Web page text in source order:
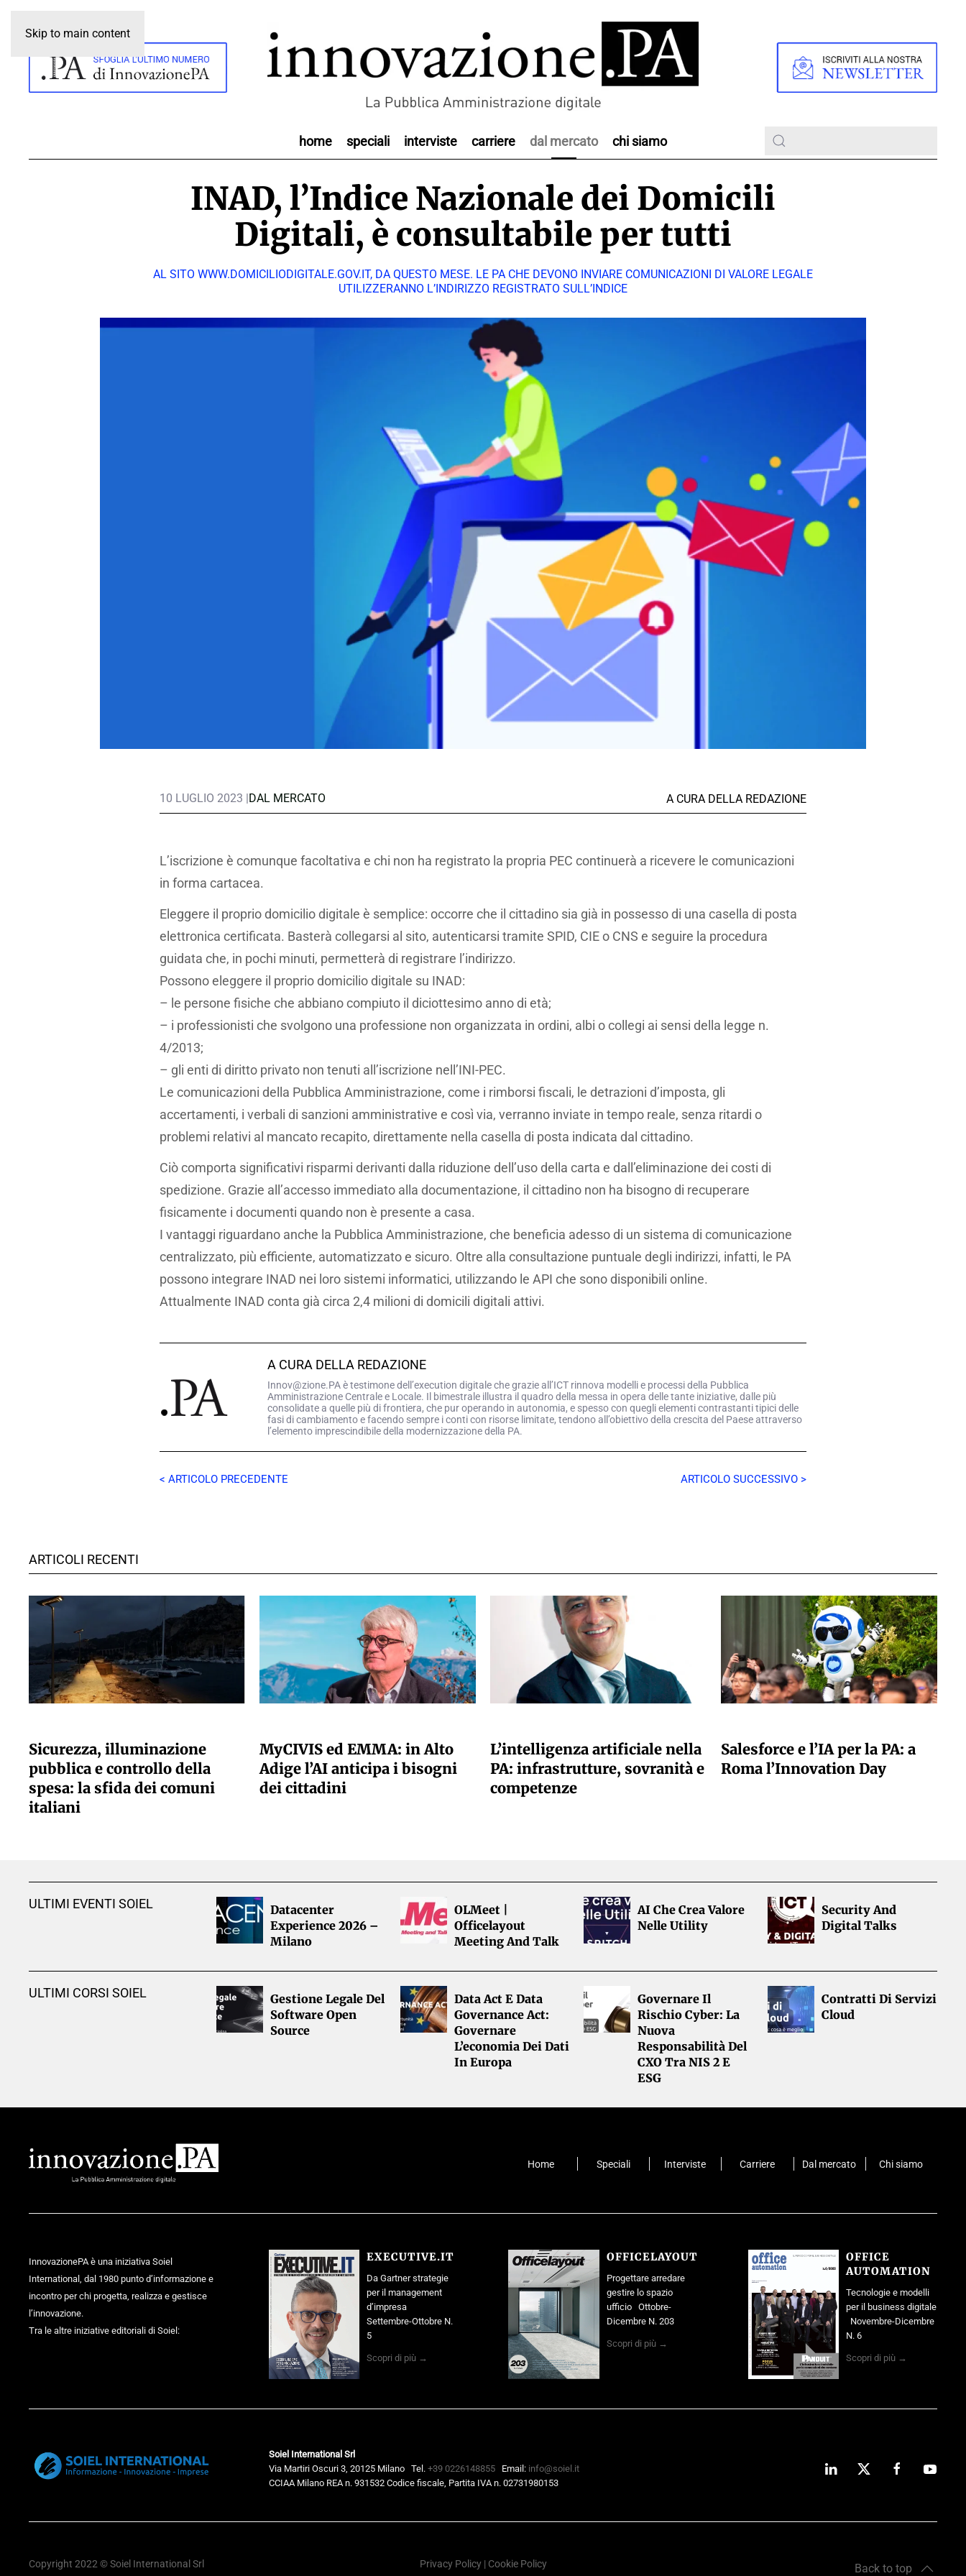
Skip to main content
home speciali interviste carriere dal mercato chi siamo
INAD, l’Indice Nazionale dei Domicili
Digitali, è consultabile per tutti
AL SITO WWW.DOMICILIODIGITALE.GOV.IT, DA QUESTO MESE. LE PA CHE DEVONO INVIARE COMUNICAZIONI DI VALORE LEGALE
UTILIZZERANNO L’INDIRIZZO REGISTRATO SULL’INDICE
10 LUGLIO 2023 |DAL MERCATO A CURA DELLA REDAZIONE
L’iscrizione è comunque facoltativa e chi non ha registrato la propria PEC continuerà a ricevere le comunicazioni
in forma cartacea.
Eleggere il proprio domicilio digitale è semplice: occorre che il cittadino sia già in possesso di una casella di posta
elettronica certificata. Basterà collegarsi al sito, autenticarsi tramite SPID, CIE o CNS e seguire la procedura
guidata che, in pochi minuti, permetterà di registrare l’indirizzo.
Possono eleggere il proprio domicilio digitale su INAD:
– le persone fisiche che abbiano compiuto il diciottesimo anno di età;
– i professionisti che svolgono una professione non organizzata in ordini, albi o collegi ai sensi della legge n.
4/2013;
– gli enti di diritto privato non tenuti all’iscrizione nell’INI-PEC.
Le comunicazioni della Pubblica Amministrazione, come i rimborsi fiscali, le detrazioni d’imposta, gli
accertamenti, i verbali di sanzioni amministrative e così via, verranno inviate in tempo reale, senza ritardi o
problemi relativi al mancato recapito, direttamente nella casella di posta indicata dal cittadino.
Ciò comporta significativi risparmi derivanti dalla riduzione dell’uso della carta e dall’eliminazione dei costi di
spedizione. Grazie all’accesso immediato alla documentazione, il cittadino non ha bisogno di recuperare
fisicamente i documenti quando non è presente a casa.
I vantaggi riguardano anche la Pubblica Amministrazione, che beneficia adesso di un sistema di comunicazione
centralizzato, più efficiente, automatizzato e sicuro. Oltre alla consultazione puntuale degli indirizzi, infatti, le PA
possono integrare INAD nei loro sistemi informatici, utilizzando le API che sono disponibili online.
Attualmente INAD conta già circa 2,4 milioni di domicili digitali attivi.
A CURA DELLA REDAZIONE
Innov@zione.PA è testimone dell’execution digitale che grazie all’ICT rinnova modelli e processi della Pubblica
Amministrazione Centrale e Locale. Il bimestrale illustra il quadro della messa in opera delle tante iniziative, dalle più
consolidate a quelle più di frontiera, che pur operando in autonomia, e spesso con quegli elementi contrastanti tipici delle
fasi di cambiamento e facendo sempre i conti con risorse limitate, tendono all’obiettivo della crescita del Paese attraverso
l’elemento imprescindibile della modernizzazione della PA.
< ARTICOLO PRECEDENTE ARTICOLO SUCCESSIVO >
ARTICOLI RECENTI
Sicurezza, illuminazione
pubblica e controllo della
spesa: la sfida dei comuni
italiani
MyCIVIS ed EMMA: in Alto
Adige l’AI anticipa i bisogni
dei cittadini
L’intelligenza artificiale nella
PA: infrastrutture, sovranità e
competenze
Salesforce e l’IA per la PA: a
Roma l’Innovation Day
ULTIMI EVENTI SOIEL
Datacenter
Experience 2026 –
Milano
OLMeet |
Officelayout
Meeting And Talk
AI Che Crea Valore
Nelle Utility
Security And
Digital Talks
ULTIMI CORSI SOIEL
Gestione Legale Del
Software Open
Source
Data Act E Data
Governance Act:
Governare
L’economia Dei Dati
In Europa
Governare Il
Rischio Cyber: La
Nuova
Responsabilità Del
CXO Tra NIS 2 E
ESG
Contratti Di Servizi
Cloud
Home Speciali Interviste Carriere Dal mercato Chi siamo
InnovazionePA è una iniziativa Soiel
International, dal 1980 punto d’informazione e
incontro per chi progetta, realizza e gestisce
l’innovazione.
Tra le altre iniziative editoriali di Soiel:
EXECUTIVE.IT
Da Gartner strategie
per il management
d’impresa
Settembre-Ottobre N.
5
Scopri di più →
OFFICELAYOUT
Progettare arredare
gestire lo spazio
ufficio Ottobre-
Dicembre N. 203
Scopri di più →
OFFICE
AUTOMATION
Tecnologie e modelli
per il business digitale
Novembre-Dicembre
N. 6
Scopri di più →
Soiel International Srl
Via Martiri Oscuri 3, 20125 MilanoTel. +39 0226148855Email: info@soiel.it
CCIAA Milano REA n. 931532 Codice fiscale, Partita IVA n. 02731980153
Copyright 2022 © Soiel International Srl Privacy Policy| Cookie Policy Back to top